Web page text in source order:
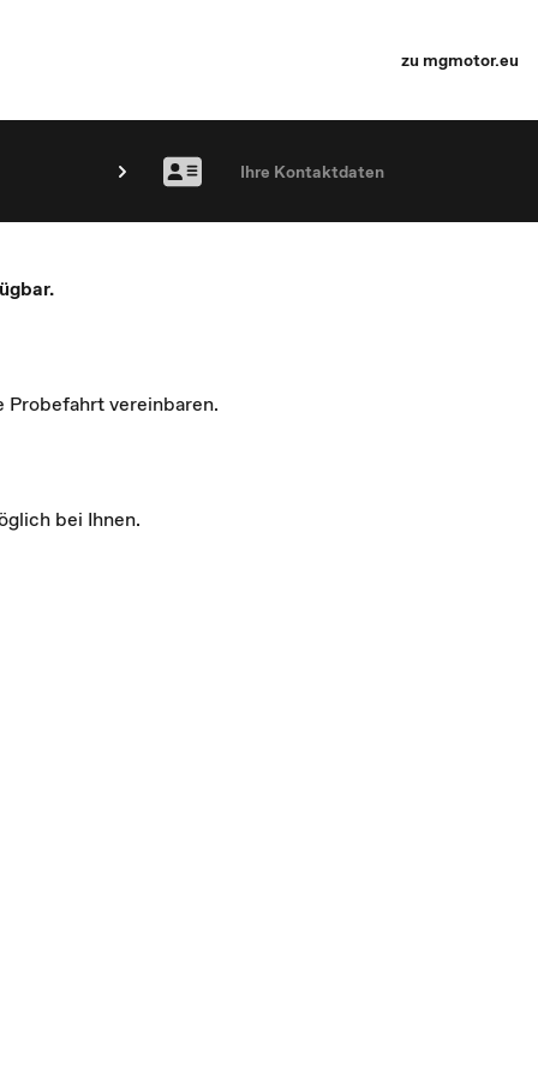
zu mgmotor.eu
Ihre Kontaktdaten
Probefahrt vereinbaren.
bei Ihnen.